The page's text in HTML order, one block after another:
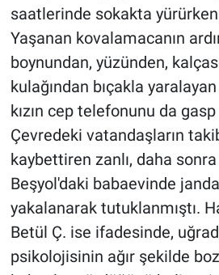
saatlerinde sokakta yürürken
Yaşanan kovalamacanın
boynundan, yüzünden,
kulağından bıçakla
kızın cep telefonunu da
Çevredeki vatandaşların
kaybettiren zanlı, daha
Beşyol'daki babaevinde
yakalanarak tutuklanmıştı.
Betül Ç. ise ifadesinde,
psikolojisinin ağır şekilde